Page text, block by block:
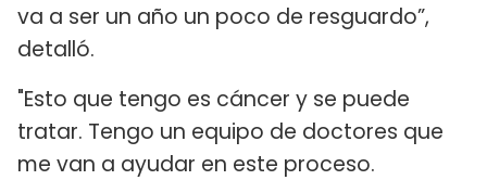
va a ser un año un poco de resguardo”,
detalló.
"Esto que tengo es cáncer y se puede
tratar. Tengo un equipo de doctores que
me van a ayudar en este proceso.